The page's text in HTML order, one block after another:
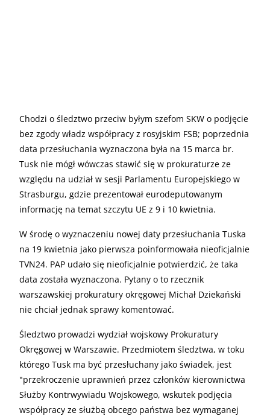
Chodzi o śledztwo przeciw byłym szefom SKW o podjęcie
bez zgody władz współpracy z rosyjskim FSB; poprzednia
data przesłuchania wyznaczona była na 15 marca br.
Tusk nie mógł wówczas stawić się w prokuraturze ze
względu na udział w sesji Parlamentu Europejskiego w
Strasburgu, gdzie prezentował eurodeputowanym
informację na temat szczytu UE z 9 i 10 kwietnia.
W środę o wyznaczeniu nowej daty przesłuchania Tuska
na 19 kwietnia jako pierwsza poinformowała nieoficjalnie
TVN24. PAP udało się nieoficjalnie potwierdzić, że taka
data została wyznaczona. Pytany o to rzecznik
warszawskiej prokuratury okręgowej Michał Dziekański
nie chciał jednak sprawy komentować.
Śledztwo prowadzi wydział wojskowy Prokuratury
Okręgowej w Warszawie. Przedmiotem śledztwa, w toku
którego Tusk ma być przesłuchany jako świadek, jest
"przekroczenie uprawnień przez członków kierownictwa
Służby Kontrwywiadu Wojskowego, wskutek podjęcia
współpracy ze służbą obcego państwa bez wymaganej